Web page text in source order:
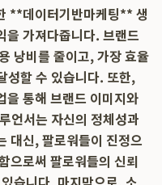
**데이터기반마케팅** 생
을 가져다줍니다. 브랜드
낭비를 줄이고, 가장 효율
성할 수 있습니다. 또한,
을 통해 브랜드 이미지와
언서는 자신의 정체성과
대신, 팔로워들이 진정으
으로써 팔로워들의 신뢰